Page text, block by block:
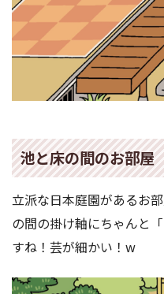
池と床の間のお部屋
立派な日本庭園があるお
の間の掛け軸にちゃんと
すね！芸が細かい！w